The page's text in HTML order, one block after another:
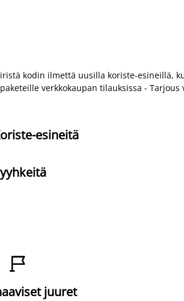
kodin ilmettä uusilla koriste-
verkkokaupan tilauksissa - Tarjous
esineitä

juuret